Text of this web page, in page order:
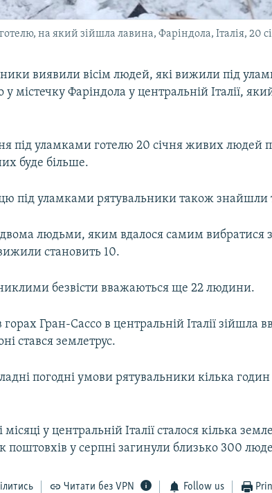
на який зійшла лавина, Фаріндола, Італія, 20
виявили вісім людей, які вижили під
у містечку Фаріндола у центральній Італії,
під уламками готелю 20 січня живих людей
буде більше.
під уламками рятувальники також знайшли
людьми, яким вдалося самим вибратися з-
становить 10.
безвісти вважаються ще 22 людини.
Гран-Сассо в центральній Італії зійшла
стався землетрус.
погодні умови рятувальники кілька
місяці у центральній Італії сталося кілька
поштовхів у серпні загинули близько 300
Читати без VPN Follow us